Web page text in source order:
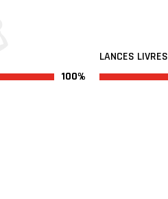
100%
LANCES LIVRES